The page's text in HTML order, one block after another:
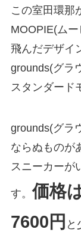
この室田環那
MOOPIE(ム
飛んだデザイ
grounds(グラ
スタンダード
grounds(グラ
ならぬものが
スニーカーが
す。価格
7600円 と